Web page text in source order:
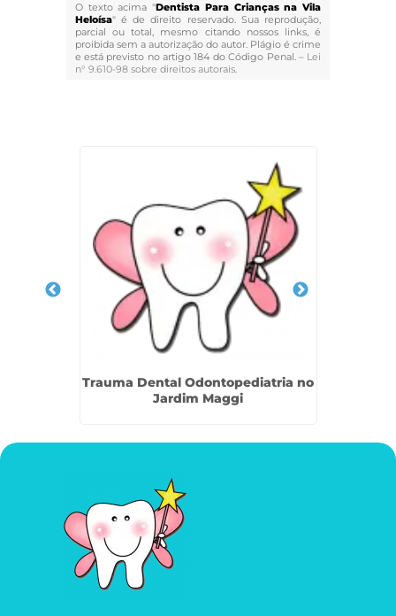
O texto acima "Dentista Para Crianças na Vila
Heloísa" é de direito reservado. Sua reprodução,
parcial ou total, mesmo citando nossos links, é
proibida sem a autorização do autor. Plágio é crime
e está previsto no artigo 184 do Código Penal. – Lei
n° 9.610-98 sobre direitos autorais.
Trauma Dental Odontopediatria no
Jardim Maggi